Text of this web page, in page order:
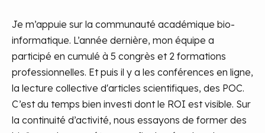
Je m’appuie sur la communauté académique bio-
informatique. L’année dernière, mon équipe a
participé en cumulé à 5 congrès et 2 formations
professionnelles. Et puis il y a les conférences en ligne,
la lecture collective d'articles scientifiques, des POC.
C’est du temps bien investi dont le ROI est visible. Sur
la continuité d’activité, nous essayons de former des